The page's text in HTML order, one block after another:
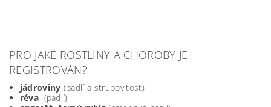
PRO JAKÉ ROSTLINY A CHOROBY JE
REGISTROVÁN?
jádroviny (padlí a strupovitost)
réva(padlí)